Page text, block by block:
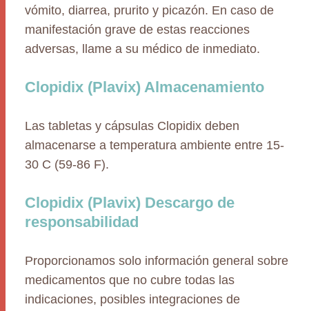
vómito, diarrea, prurito y picazón. En caso de
manifestación grave de estas reacciones
adversas, llame a su médico de inmediato.
Clopidix (Plavix) Almacenamiento
Las tabletas y cápsulas Clopidix deben
almacenarse a temperatura ambiente entre 15-
30 C (59-86 F).
Clopidix (Plavix) Descargo de
responsabilidad
Proporcionamos solo información general sobre
medicamentos que no cubre todas las
indicaciones, posibles integraciones de